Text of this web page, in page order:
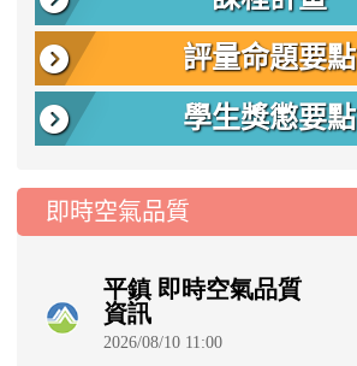
評量命題要點
學生獎懲要點
即時空氣品質